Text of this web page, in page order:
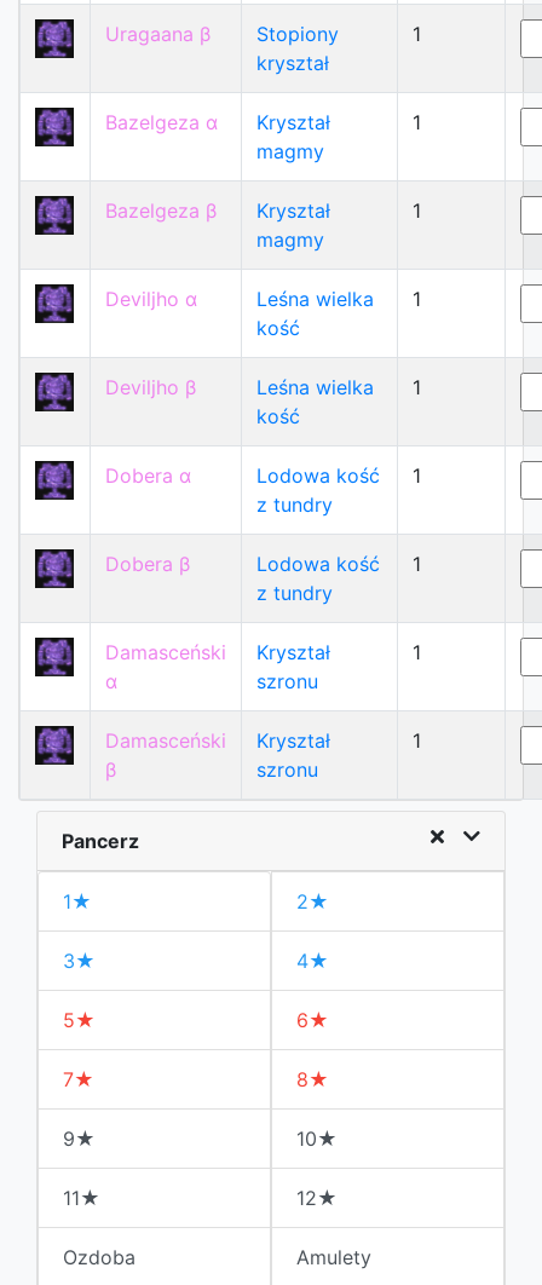
Uragaana β
Stopiony
kryształ
1
Bazelgeza α
Kryształ
magmy
1
Bazelgeza β
Kryształ
magmy
1
Deviljho α
Leśna wielka
kość
1
Deviljho β
Leśna wielka
kość
1
Dobera α
Lodowa kość
z tundry
1
Dobera β
Lodowa kość
z tundry
1
Damasceński
α
Kryształ
szronu
1
Damasceński
β
Kryształ
szronu
1
Pancerz
1★ 2★
3★ 4★
5★ 6★
7★ 8★
9★ 10★
11★ 12★
Ozdoba Amulety